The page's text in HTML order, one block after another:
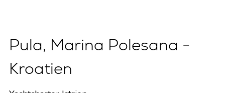
Pula, Marina Polesana -
Kroatien